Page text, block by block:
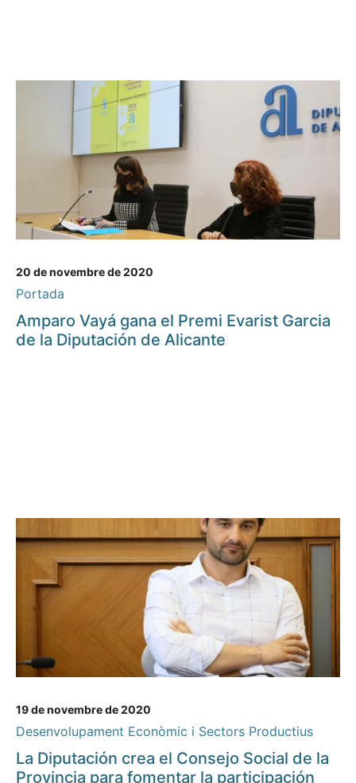
20 de novembre de 2020
Portada
Amparo Vayá gana el Premi Evarist Garcia
de la Diputación de Alicante
19 de novembre de 2020
Desenvolupament Econòmic i Sectors Productius
La Diputación crea el Consejo Social de la
Provincia para fomentar la participación